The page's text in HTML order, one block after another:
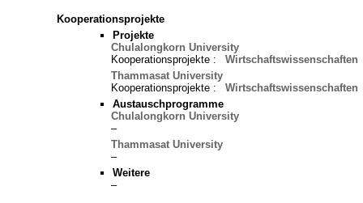
Kooperationsprojekte
Projekte
Chulalongkorn University
Kooperationsprojekte :
Wirtschaftswissenschaften
Thammasat University
Kooperationsprojekte :
Wirtschaftswissenschaften
Austauschprogramme
Chulalongkorn University
–
Thammasat University
–
Weitere
–